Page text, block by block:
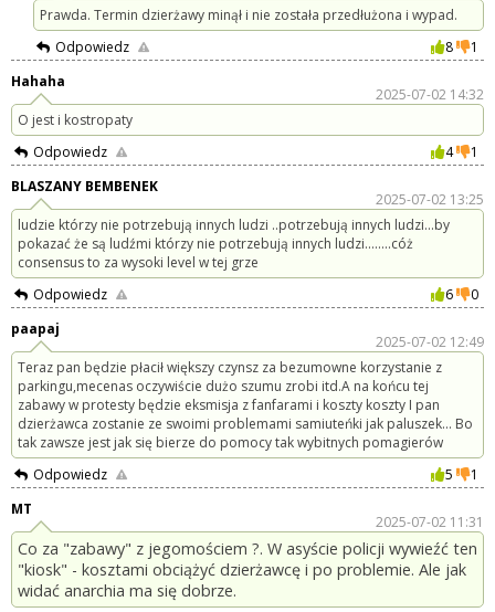
Prawda. Termin dzierżawy minął i nie została przedłużona i wypad.
Odpowiedz
8
1
Hahaha
2025-07-02 14:32
O jest i kostropaty
Odpowiedz
4
1
BLASZANY BEMBENEK
2025-07-02 13:25
ludzie którzy nie potrzebują innych ludzi ..potrzebują innych ludzi...by
pokazać że są ludźmi którzy nie potrzebują innych ludzi........cóż
consensus to za wysoki level w tej grze
Odpowiedz
6
0
paapaj
2025-07-02 12:49
Teraz pan będzie płacił większy czynsz za bezumowne korzystanie z
parkingu,mecenas oczywiście dużo szumu zrobi itd.A na końcu tej
zabawy w protesty będzie eksmisja z fanfarami i koszty koszty I pan
dzierżawca zostanie ze swoimi problemami samiuteńki jak paluszek... Bo
tak zawsze jest jak się bierze do pomocy tak wybitnych pomagierów
Odpowiedz
5
1
MT
2025-07-02 11:31
Co za "zabawy" z jegomościem ?. W asyście policji wywieźć ten
"kiosk" - kosztami obciążyć dzierżawcę i po problemie. Ale jak
widać anarchia ma się dobrze.